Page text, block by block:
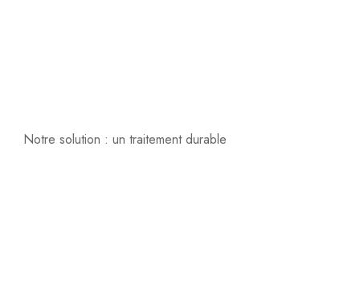
Notre solution : un traitement durable